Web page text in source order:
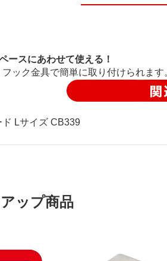
ースにあわせて使える！
ック金具で簡単に取り付けられます
Lサイズ CB339
ップ商品